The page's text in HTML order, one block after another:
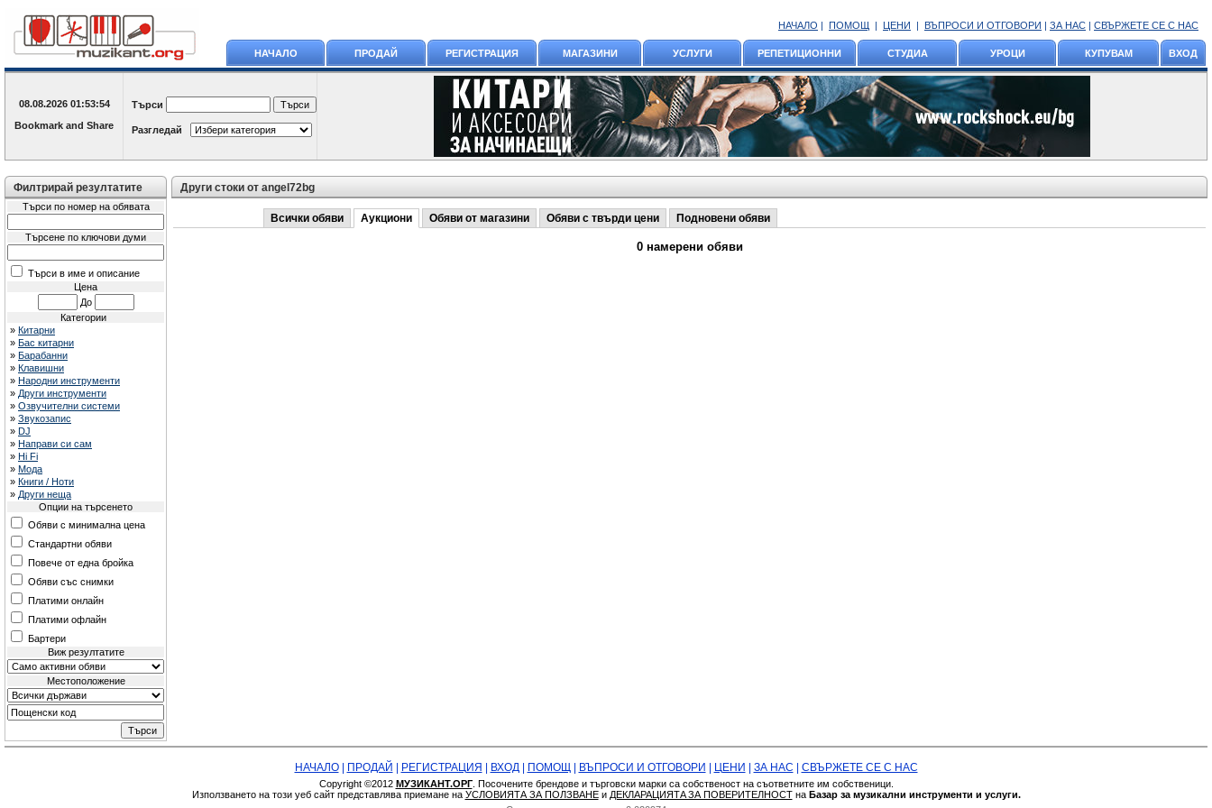
НАЧАЛО | ПОМОЩ | ЦЕНИ | ВЪПРОСИ И ОТГОВОРИ | ЗА НАС | СВЪРЖЕТЕ СЕ С НАС
НАЧАЛО ПРОДАЙ РЕГИСТРАЦИЯ МАГАЗИНИ УСЛУГИ РЕПЕТИЦИОННИ СТУДИА УРОЦИ КУПУВАМ ВХОД
08.08.2026 01:53:54 Търси
Разгледай
Филтрирай резултатите
Търси по номер на обявата
Търсене по ключови думи
Търси в име и описание
Цена
До
Категории
» Китарни
» Бас китарни
» Барабанни
» Клавишни
» Народни инструменти
» Други инструменти
» Озвучителни системи
» Звукозапис
» DJ
» Направи си сам
» Hi Fi
» Мода
» Книги / Ноти
» Други неща
Опции на търсенето
Обяви с минимална цена
Стандартни обяви
Повече от една бройка
Обяви със снимки
Платими онлайн
Платими офлайн
Бартери
Виж резултатите
Местоположение
Други стоки от angel72bg
Всички обяви Аукциони Обяви от магазини Обяви с твърди цени Подновени обяви
0 намерени обяви
НАЧАЛО| ПРОДАЙ РЕГИСТРАЦИЯ ВХОД| ПОМОЩ| ВЪПРОСИ И ОТГОВОРИ ЦЕНИ ЗА НАС СВЪРЖЕТЕ СЕ С НАС
Copyright ©2012 МУЗИКАНТ.ОРГ. Посочените брендове и търговски марки са собственост на съответните им собственици.
Използването на този уеб сайт представлява приемане на УСЛОВИЯТА ЗА ПОЛЗВАНЕи ДЕКЛАРАЦИЯТA ЗА ПОВЕРИТЕЛНОСТна Базар за музикални инструменти и услуги.